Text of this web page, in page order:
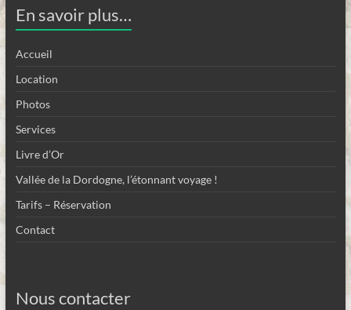
En savoir plus…
Accueil
Location
Photos
Services
Livre d’Or
Vallée de la Dordogne, l’étonnant voyage !
Tarifs – Réservation
Contact
Nous contacter